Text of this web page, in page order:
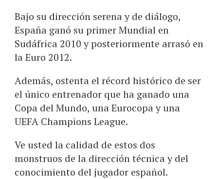
Bajo su dirección serena y de diálogo,
España ganó su primer Mundial en
Sudáfrica 2010 y posteriormente arrasó en
la Euro 2012.
Además, ostenta el récord histórico de ser
el único entrenador que ha ganado una
Copa del Mundo, una Eurocopa y una
UEFA Champions League.
Ve usted la calidad de estos dos
monstruos de la dirección técnica y del
conocimiento del jugador español.